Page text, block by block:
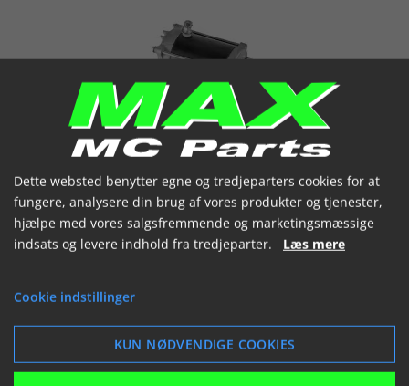
31200-MB0-405 31200-MB0-008
Varenummer: 174259
Honda
31200-MB0-405 31200-MB0-
008
Honda
VF700C MAGNA 84-86
1.768,94 kr.(inkl. moms)
Dette websted benytter egne og tredjeparters cookies for at
fungere, analysere din brug af vores produkter og tjenester,
hjælpe med vores salgsfremmende og marketingsmæssige
indsats og levere indhold fra tredjeparter. Læs mere
Cookie indstillinger
KUN NØDVENDIGE COOKIES